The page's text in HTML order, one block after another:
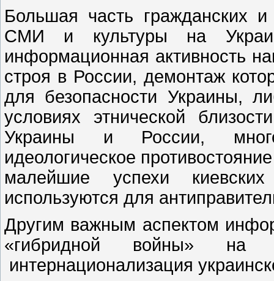
Большая часть гражданских и
СМИ и культуры на
информационная активность
строя в России, демонтаж
для безопасности Украины,
условиях этнической
Украины и России,
идеологическое
малейшие успехи
используются для
Другим важным аспектом
«гибридной войны» на
интернационализация